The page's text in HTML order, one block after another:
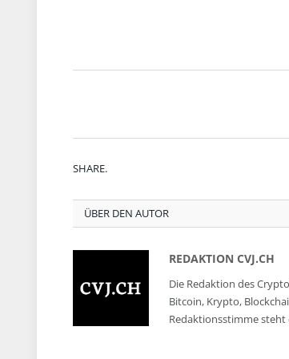
SHARE.
ÜBER DEN AUTOR
REDAKTION CVJ.CH
Die Redaktion des
Bitcoin, Krypto,
Redaktionsstimme